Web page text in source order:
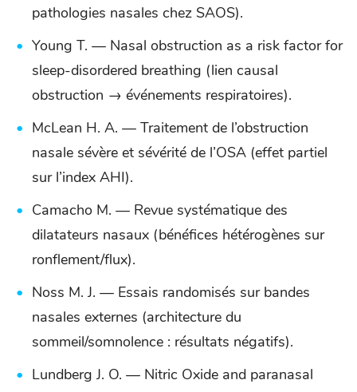
pathologies nasales chez SAOS).
Young T. — Nasal obstruction as a risk factor for
sleep-disordered breathing (lien causal
obstruction → événements respiratoires).
McLean H. A. — Traitement de l’obstruction
nasale sévère et sévérité de l’OSA (effet partiel
sur l’index AHI).
Camacho M. — Revue systématique des
dilatateurs nasaux (bénéfices hétérogènes sur
ronflement/flux).
Noss M. J. — Essais randomisés sur bandes
nasales externes (architecture du
sommeil/somnolence : résultats négatifs).
Lundberg J. O. — Nitric Oxide and paranasal